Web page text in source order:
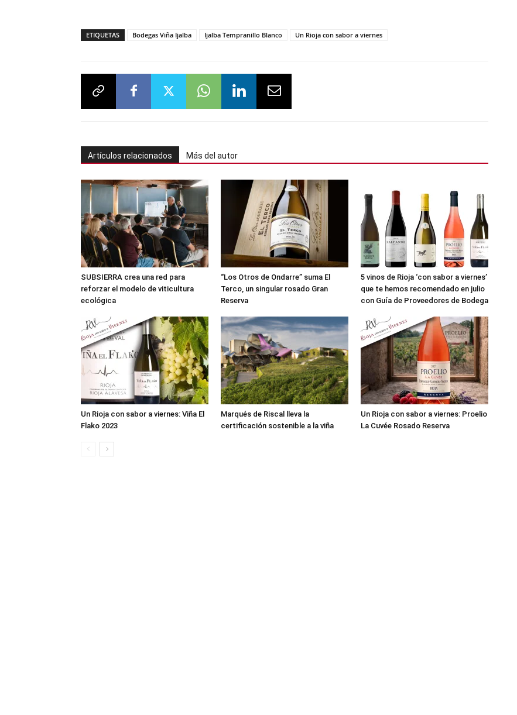
ETIQUETAS Bodegas Viña Ijalba Ijalba Tempranillo Blanco Un Rioja con sabor a viernes
Artículos relacionados Más del autor
SUBSIERRA crea una red para
reforzar el modelo de viticultura
ecológica
“Los Otros de Ondarre” suma El
Terco, un singular rosado Gran
Reserva
5 vinos de Rioja ‘con sabor a viernes’
que te hemos recomendado en julio
con Guía de Proveedores de Bodega
Un Rioja con sabor a viernes: Viña El
Flako 2023
Marqués de Riscal lleva la
certificación sostenible a la viña
Un Rioja con sabor a viernes: Proelio
La Cuvée Rosado Reserva